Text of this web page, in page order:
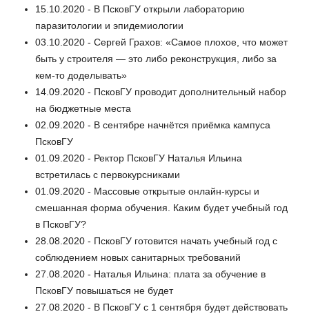
15.10.2020 - В ПсковГУ открыли лабораторию
паразитологии и эпидемиологии
03.10.2020 - Сергей Грахов: «Самое плохое, что может
быть у строителя — это либо реконструкция, либо за
кем-то доделывать»
14.09.2020 - ПсковГУ проводит дополнительный набор
на бюджетные места
02.09.2020 - В сентябре начнётся приёмка кампуса
ПсковГУ
01.09.2020 - Ректор ПсковГУ Наталья Ильина
встретилась с первокурсниками
01.09.2020 - Массовые открытые онлайн-курсы и
смешанная форма обучения. Каким будет учебный год
в ПсковГУ?
28.08.2020 - ПсковГУ готовится начать учебный год с
соблюдением новых санитарных требований
27.08.2020 - Наталья Ильина: плата за обучение в
ПсковГУ повышаться не будет
27.08.2020 - В ПсковГУ с 1 сентября будет действовать